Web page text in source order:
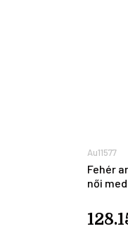
Au11577
Fehér
női